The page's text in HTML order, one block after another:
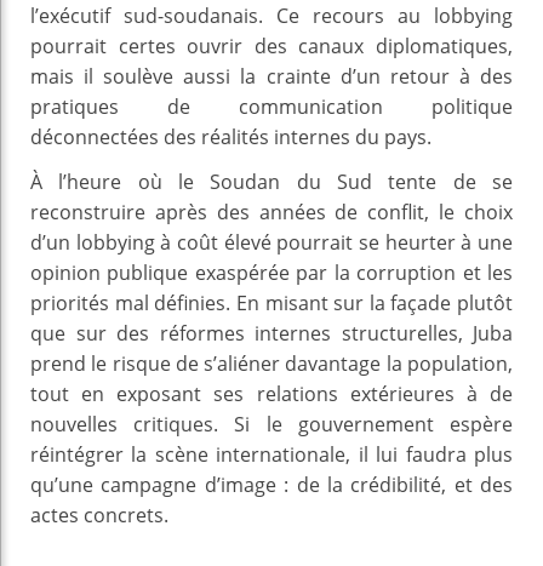
l’exécutif sud-soudanais. Ce recours au lobbying
pourrait certes ouvrir des canaux diplomatiques,
mais il soulève aussi la crainte d’un retour à des
pratiques de communication politique
déconnectées des réalités internes du pays.
À l’heure où le Soudan du Sud tente de se
reconstruire après des années de conflit, le choix
d’un lobbying à coût élevé pourrait se heurter à une
opinion publique exaspérée par la corruption et les
priorités mal définies. En misant sur la façade plutôt
que sur des réformes internes structurelles, Juba
prend le risque de s’aliéner davantage la population,
tout en exposant ses relations extérieures à de
nouvelles critiques. Si le gouvernement espère
réintégrer la scène internationale, il lui faudra plus
qu’une campagne d’image : de la crédibilité, et des
actes concrets.